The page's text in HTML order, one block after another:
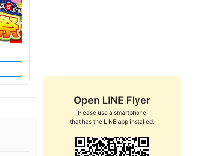
Open LINE Flyer
Please use a smartphone
that has the LINE app installed.